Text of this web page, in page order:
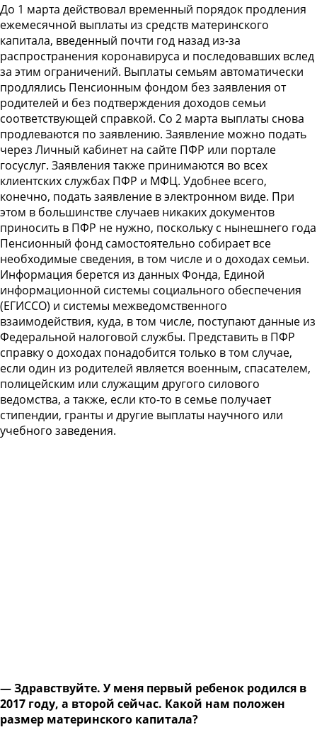
До 1 марта действовал временный порядок продления
ежемесячной выплаты из средств материнского
капитала, введенный почти год назад из-за
распространения коронавируса и последовавших вслед
за этим ограничений. Выплаты семьям автоматически
продлялись Пенсионным фондом без заявления от
родителей и без подтверждения доходов семьи
соответствующей справкой. Со 2 марта выплаты снова
продлеваются по заявлению. Заявление можно подать
через Личный кабинет на сайте ПФР или портале
госуслуг. Заявления также принимаются во всех
клиентских службах ПФР и МФЦ. Удобнее всего,
конечно, подать заявление в электронном виде. При
этом в большинстве случаев никаких документов
приносить в ПФР не нужно, поскольку с нынешнего года
Пенсионный фонд самостоятельно собирает все
необходимые сведения, в том числе и о доходах семьи.
Информация берется из данных Фонда, Единой
информационной системы социального обеспечения
(ЕГИССО) и системы межведомственного
взаимодействия, куда, в том числе, поступают данные из
Федеральной налоговой службы. Представить в ПФР
справку о доходах понадобится только в том случае,
если один из родителей является военным, спасателем,
полицейским или служащим другого силового
ведомства, а также, если кто-то в семье получает
стипендии, гранты и другие выплаты научного или
учебного заведения.
— Здравствуйте. У меня первый ребенок родился в
2017 году, а второй сейчас. Какой нам положен
размер материнского капитала?